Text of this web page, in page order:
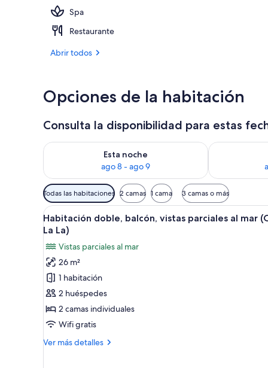
Spa
Restaurante
Abrir todos
Opciones de la habitación
Consulta la disponibilidad para estas
Esta noche
ago 8 - ago 9
Consulta la disponibilidad para esta noche, ago 8 -
Consulta la
Filtros
disponibles
para
las
habitaciones
Todas las habitaciones 2 camas 1 cama 3 camas o más
Abrir
todas
fotos
de
Habitación
doble,
balcón,
vistas
al
Habitación de hotel moderna
9
Habitación doble, balcón, vistas parciales al mar
La La)
Vistas parciales al mar
26 m²
1 habitación
2 huéspedes
2 camas individuales
Wifi gratis
Ver más detalles
Más